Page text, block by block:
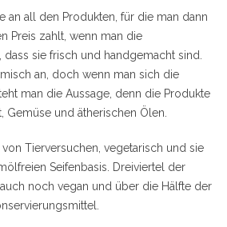
an all den Produkten, für die man dann
Preis zahlt, wenn man die
dass sie frisch und handgemacht sind.
an, doch wenn man sich die
man die Aussage, denn die Produkte
Gemüse und ätherischen Ölen.
Tierversuchen, vegetarisch und sie
Seifenbasis. Dreiviertel der
noch vegan und über die Hälfte der